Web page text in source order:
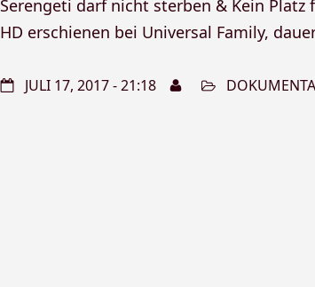
Serengeti darf nicht sterben & Kein
HD erschienen bei Universal Family,
JULI 17, 2017 - 21:18